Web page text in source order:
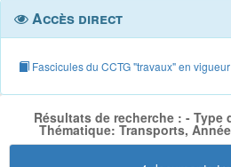
Accès direct
Fascicules du CCTG "travaux" en vigueur
Résultats de recherche : - Type
Thématique: Transports,